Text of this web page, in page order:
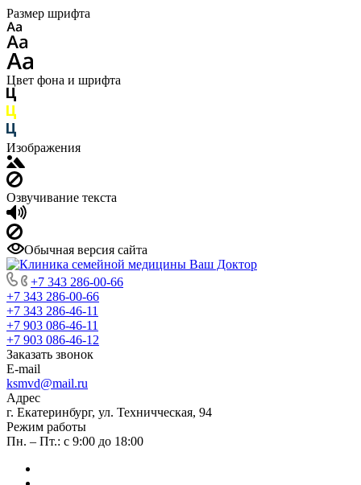
Размер шрифта
Цвет фона и шрифта
Изображения
Озвучивание текста
Обычная версия сайта
+7 343 286-00-66
+7 343 286-00-66
+7 343 286-46-11
+7 903 086-46-11
+7 903 086-46-12
Заказать звонок
E-mail
ksmvd@mail.ru
Адрес
г. Екатеринбург, ул. Техничческая, 94
Режим работы
Пн. – Пт.: с 9:00 до 18:00